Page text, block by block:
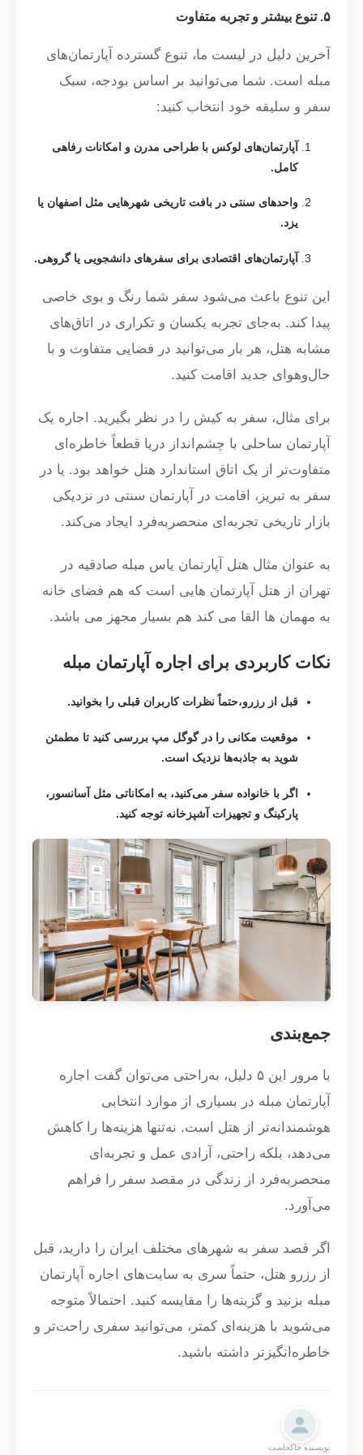
۵. تنوع بیشتر و تجربه متفاوت
آخرین دلیل در لیست ما، تنوع گسترده آپارتمان‌های
مبله است. شما می‌توانید بر اساس بودجه، سبک
سفر و سلیقه خود انتخاب کنید:
آپارتمان‌های لوکس با طراحی مدرن و امکانات رفاهی
کامل.
واحدهای سنتی در بافت تاریخی شهرهایی مثل اصفهان یا
یزد.
آپارتمان‌های اقتصادی برای سفرهای دانشجویی یا گروهی.
این تنوع باعث می‌شود سفر شما رنگ و بوی خاصی
پیدا کند. به‌جای تجربه یکسان و تکراری در اتاق‌های
مشابه هتل، هر بار می‌توانید در فضایی متفاوت و با
حال‌وهوای جدید اقامت کنید.
برای مثال، سفر به کیش را در نظر بگیرید. اجاره یک
آپارتمان ساحلی با چشم‌انداز دریا قطعاً خاطره‌ای
متفاوت‌تر از یک اتاق استاندارد هتل خواهد بود. یا در
سفر به تبریز، اقامت در آپارتمان سنتی در نزدیکی
بازار تاریخی تجربه‌ای منحصربه‌فرد ایجاد می‌کند.
به عنوان مثال هتل آپارتمان یاس مبله صادقیه در
تهران از هتل آپارتمان هایی است که هم فضای خانه
به مهمان ها القا می کند هم بسیار مجهز می باشد.
نکات کاربردی برای اجاره آپارتمان مبله
قبل از رزرو،حتماً نظرات کاربران قبلی را بخوانید.
موقعیت مکانی را در گوگل مپ بررسی کنید تا مطمئن
شوید به جاذبه‌ها نزدیک است.
اگر با خانواده سفر می‌کنید، به امکاناتی مثل آسانسور،
پارکینگ و تجهیزات آشپزخانه توجه کنید.
جمع‌بندی
با مرور این ۵ دلیل، به‌راحتی می‌توان گفت اجاره
آپارتمان مبله در بسیاری از موارد انتخابی
هوشمندانه‌تر از هتل است. نه‌تنها هزینه‌ها را کاهش
می‌دهد، بلکه راحتی، آزادی عمل و تجربه‌ای
منحصربه‌فرد از زندگی در مقصد سفر را فراهم
می‌آورد.
اگر قصد سفر به شهرهای مختلف ایران را دارید، قبل
از رزرو هتل، حتماً سری به سایت‌های اجاره آپارتمان
مبله بزنید و گزینه‌ها را مقایسه کنید. احتمالاً متوجه
می‌شوید با هزینه‌ای کمتر، می‌توانید سفری راحت‌تر و
خاطره‌انگیزتر داشته باشید.
نویسنده جاکجاست